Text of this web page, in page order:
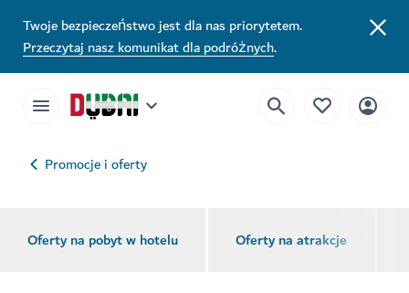
Twoje bezpieczeństwo jest dla nas priorytetem.
Przeczytaj nasz komunikat dla podróżnych.
Promocje i oferty
Oferty na pobyt w hotelu Oferty na atrakcje